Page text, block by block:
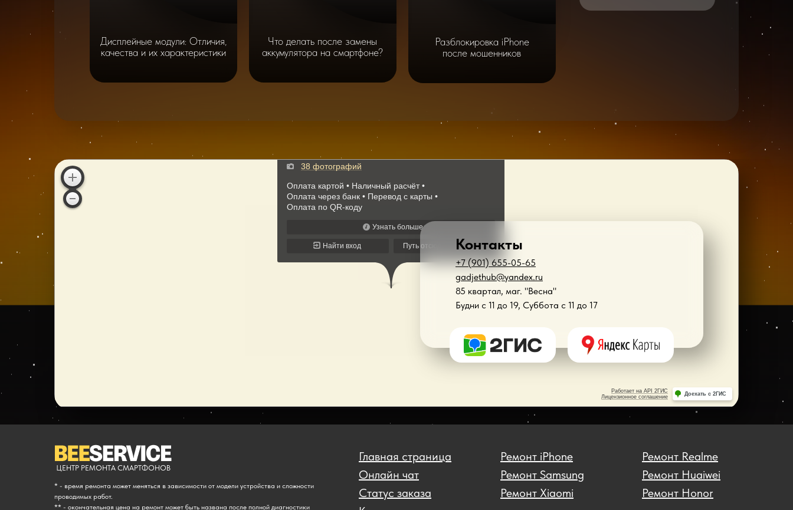
Разблокировка iPhone
после мошенников
Что делать после замены
аккумулятора на смартфоне?
Дисплейные модули: Отличия,
качества и их характеристики
+7 (901) 655-05-65
gadjethub@yandex.ru
85 квартал, маг. "Весна"
Будни с 11 до 19, Суббота с 11 до 17
Контакты
Главная страница
Статус заказа
Ремонт iPhone
Ремонт Samsung
Ремонт Xiaomi
Ремонт Realme
Ремонт Huaiwei
Ремонт Honor
* - время ремонта может меняться в зависимости от модели устройства и сложности
проводимых работ.
** - окончательная цена на ремонт может быть названа после полной диагностики
Онлайн чат
ЦЕНТР РЕМОНТА СМАРТФОНОВ